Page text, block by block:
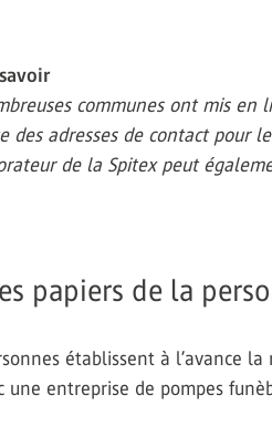
communes ont mis en
des adresses de contact pour
de la Spitex peut
papiers de la
établissent à l’avance
une entreprise de pompes